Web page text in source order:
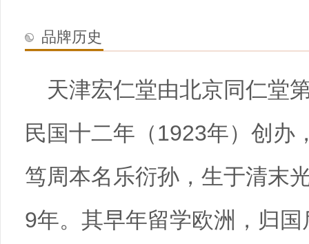
品牌历史
天津宏仁堂由北京同仁堂
民国十二年（1923年）创办
笃周本名乐衍孙，生于清末
9年。其早年留学欧洲，归